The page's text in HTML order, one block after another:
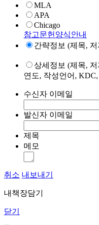
MLA
APA
Chicago
참고문헌양식안내
간략정보 (제목,
상세정보 (제목,
연도, 작성언어,
수신자 이메일
발신자 이메일
제목
메모
취소 내보내기
내책장담기
닫기